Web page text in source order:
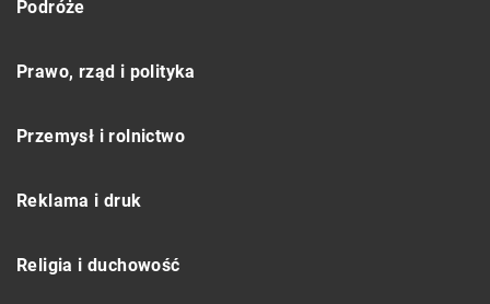
Podróże
Prawo, rząd i polityka
Przemysł i rolnictwo
Reklama i druk
Religia i duchowość